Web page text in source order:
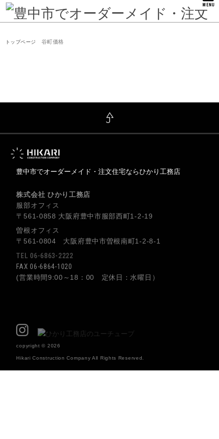
MENU
トップページ 谷町価格
豊中市でオーダーメイド・注文住宅ならひかり工務店
株式会社 ひかり工務店
服部オフィス
〒561-0858 大阪府豊中市服部西町1-2-19
曽根オフィス
〒561-0804 大阪府豊中市曽根南町1-2-8-1
TEL 06-6863-2222
FAX 06-6864-1020
(営業時間9:00～18：00 定休日：水曜日）
copyright © 2026
Hikari Construction Company All Rights Reserved.